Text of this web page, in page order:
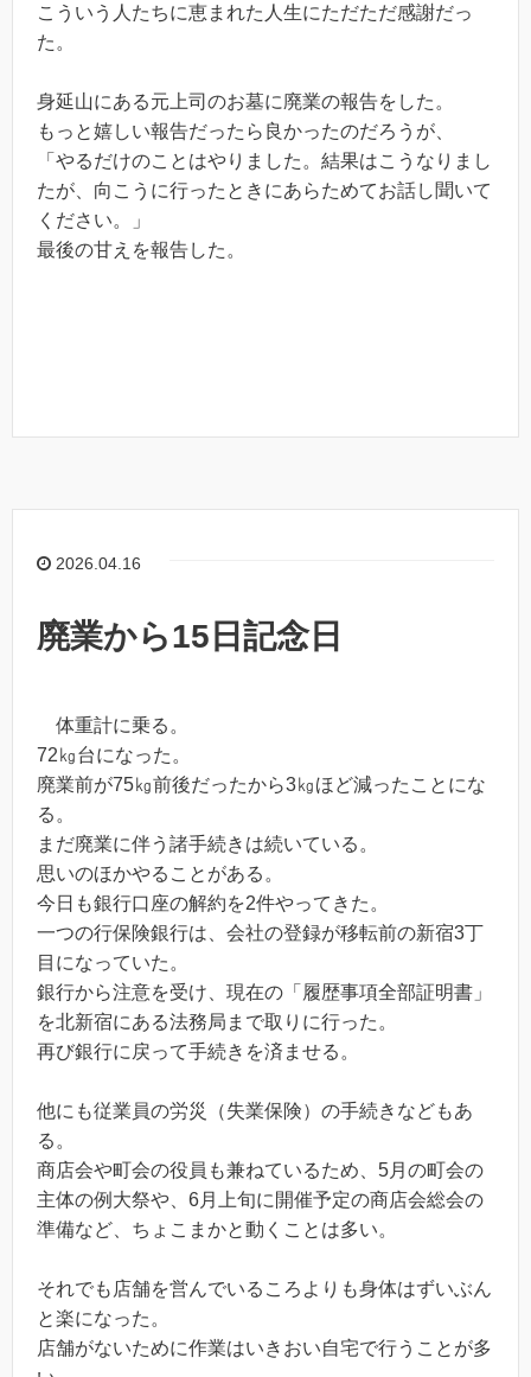
こういう人たちに恵まれた人生にただただ感謝だっ
た。
身延山にある元上司のお墓に廃業の報告をした。
もっと嬉しい報告だったら良かったのだろうが、
「やるだけのことはやりました。結果はこうなりまし
たが、向こうに行ったときにあらためてお話し聞いて
ください。」
最後の甘えを報告した。
2026.04.16
廃業から15日記念日
体重計に乗る。
72㎏台になった。
廃業前が75㎏前後だったから3㎏ほど減ったことにな
る。
まだ廃業に伴う諸手続きは続いている。
思いのほかやることがある。
今日も銀行口座の解約を2件やってきた。
一つの行保険銀行は、会社の登録が移転前の新宿3丁
目になっていた。
銀行から注意を受け、現在の「履歴事項全部証明書」
を北新宿にある法務局まで取りに行った。
再び銀行に戻って手続きを済ませる。
他にも従業員の労災（失業保険）の手続きなどもあ
る。
商店会や町会の役員も兼ねているため、5月の町会の
主体の例大祭や、6月上旬に開催予定の商店会総会の
準備など、ちょこまかと動くことは多い。
それでも店舗を営んでいるころよりも身体はずいぶん
と楽になった。
店舗がないために作業はいきおい自宅で行うことが多